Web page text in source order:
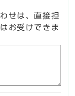
せは、直接担
お受けできま